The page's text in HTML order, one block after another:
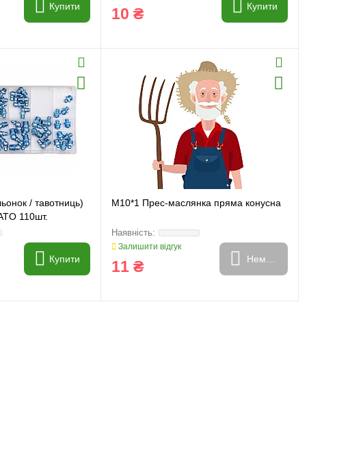
Купити 10 ₴ Купити
/ тавотниць)
110шт.
Купити
M10*1 Прес-маслянка пряма конусна
Залишити відгук
11 ₴ Немає в наявності